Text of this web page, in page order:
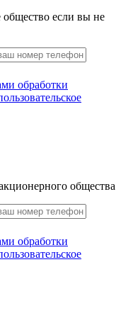
если вы не
обработки
общества
обработки